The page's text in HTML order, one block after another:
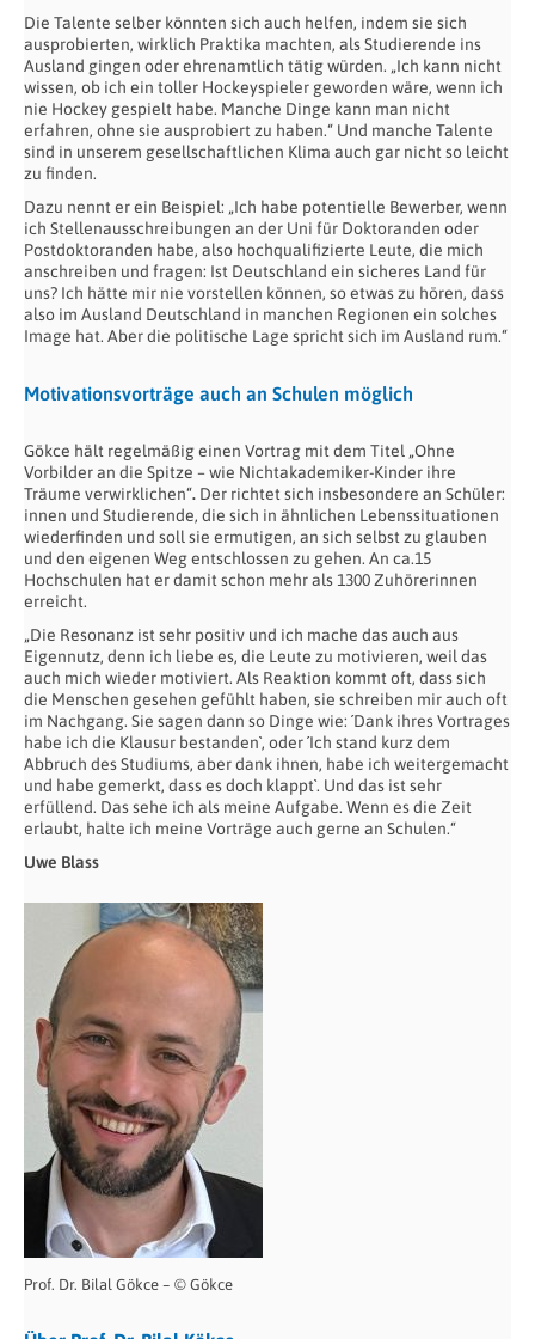
Die Talente selber könnten sich auch helfen, indem sie sich
ausprobierten, wirklich Praktika machten, als Studierende ins
Ausland gingen oder ehrenamtlich tätig würden. „Ich kann nicht
wissen, ob ich ein toller Hockeyspieler geworden wäre, wenn ich
nie Hockey gespielt habe. Manche Dinge kann man nicht
erfahren, ohne sie ausprobiert zu haben.“ Und manche Talente
sind in unserem gesellschaftlichen Klima auch gar nicht so leicht
zu finden.
Dazu nennt er ein Beispiel: „Ich habe potentielle Bewerber, wenn
ich Stellenausschreibungen an der Uni für Doktoranden oder
Postdoktoranden habe, also hochqualifizierte Leute, die mich
anschreiben und fragen: Ist Deutschland ein sicheres Land für
uns? Ich hätte mir nie vorstellen können, so etwas zu hören, dass
also im Ausland Deutschland in manchen Regionen ein solches
Image hat. Aber die politische Lage spricht sich im Ausland rum.“
Motivationsvorträge auch an Schulen möglich
Gökce hält regelmäßig einen Vortrag mit dem Titel „Ohne
Vorbilder an die Spitze – wie Nichtakademiker-Kinder ihre
Träume verwirklichen“. Der richtet sich insbesondere an Schüler:
innen und Studierende, die sich in ähnlichen Lebenssituationen
wiederfinden und soll sie ermutigen, an sich selbst zu glauben
und den eigenen Weg entschlossen zu gehen. An ca.15
Hochschulen hat er damit schon mehr als 1300 Zuhörerinnen
erreicht.
„Die Resonanz ist sehr positiv und ich mache das auch aus
Eigennutz, denn ich liebe es, die Leute zu motivieren, weil das
auch mich wieder motiviert. Als Reaktion kommt oft, dass sich
die Menschen gesehen gefühlt haben, sie schreiben mir auch oft
im Nachgang. Sie sagen dann so Dinge wie: ´Dank ihres Vortrages
habe ich die Klausur bestanden`, oder ´Ich stand kurz dem
Abbruch des Studiums, aber dank ihnen, habe ich weitergemacht
und habe gemerkt, dass es doch klappt`. Und das ist sehr
erfüllend. Das sehe ich als meine Aufgabe. Wenn es die Zeit
erlaubt, halte ich meine Vorträge auch gerne an Schulen.“
Uwe Blass
Prof. Dr. Bilal Gökce – © Gökce